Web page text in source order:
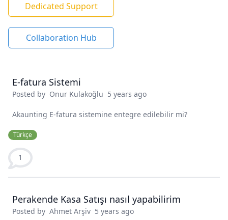
Dedicated Support
Collaboration Hub
E-fatura Sistemi
Posted by Onur Kulakoğlu 5 years ago
Akaunting E-fatura sistemine entegre edilebilir mi?
Türkçe
1
Perakende Kasa Satışı nasıl yapabilirim
Posted by Ahmet Arşiv 5 years ago